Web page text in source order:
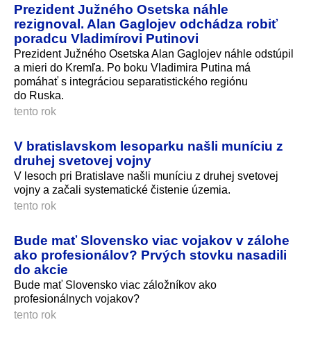
Prezident Južného Osetska náhle
rezignoval. Alan Gaglojev odchádza robiť
poradcu Vladimírovi Putinovi
Prezident Južného Osetska Alan Gaglojev náhle odstúpil
a mieri do Kremľa. Po boku Vladimira Putina má
pomáhať s integráciou separatistického regiónu
do Ruska.
tento rok
V bratislavskom lesoparku našli muníciu z
druhej svetovej vojny
V lesoch pri Bratislave našli muníciu z druhej svetovej
vojny a začali systematické čistenie územia.
tento rok
Bude mať Slovensko viac vojakov v zálohe
ako profesionálov? Prvých stovku nasadili
do akcie
Bude mať Slovensko viac záložníkov ako
profesionálnych vojakov?
tento rok